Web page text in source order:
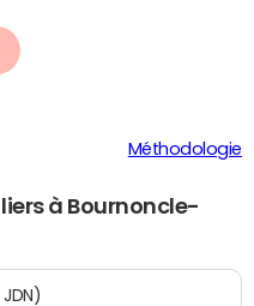
Méthodologie
à Bournoncle-
JDN)